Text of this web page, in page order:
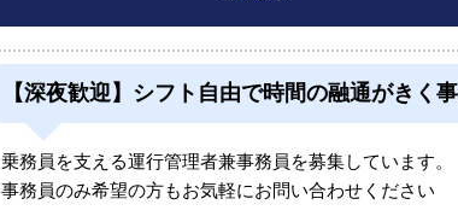
【深夜歓迎】シフト自由で時間の融通がきく
乗務員を支える運行管理者兼事務員を募集しています。
事務員のみ希望の方もお気軽にお問い合わせください